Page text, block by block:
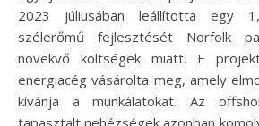
2023 júliusában leállította egy
szélerőmű fejlesztését Norfolk
növekvő költségek miatt. E
energiacég vásárolta meg, amely
kívánja a munkálatokat. Az
tapasztalt nehézségek azonban